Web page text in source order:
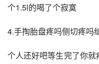
个1.5l的喝了个寂寞
4.手掏胎盘疼吗侧切疼吗
个人还好吧等生完了你